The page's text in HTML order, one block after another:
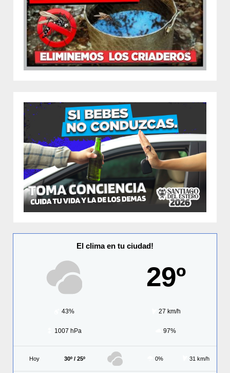
El clima en tu ciudad!
29º
43% 27 km/h
1007 hPa 97%
Hoy 30º / 25º 0% 31 km/h